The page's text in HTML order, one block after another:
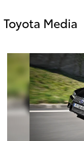
Toyota Media